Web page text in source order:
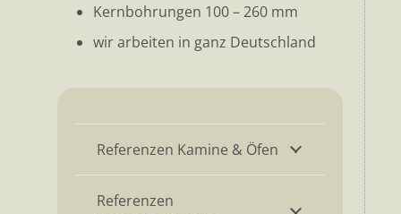
Kernbohrungen 100 – 260 mm
wir arbeiten in ganz Deutschland
Referenzen Kamine & Öfen
Referenzen